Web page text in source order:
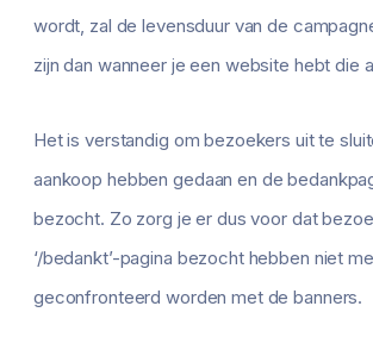
wordt, zal de levensduur van de
zijn dan wanneer je een website hebt die
Het is verstandig om bezoekers uit te
aankoop hebben gedaan en de
bezocht. Zo zorg je er dus voor dat
‘/bedankt’-pagina bezocht hebben niet
geconfronteerd worden met de banners.